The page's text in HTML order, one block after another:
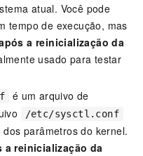
atual. Você pode
tempo de execução, mas
a reinicialização da
usado para testar
é um arquivo de
/etc/sysctl.conf
parâmetros do kernel.
a reinicialização da